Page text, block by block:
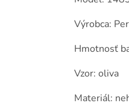
Výrobca:
Hmotnosť
Vzor: oliva
Materiál: